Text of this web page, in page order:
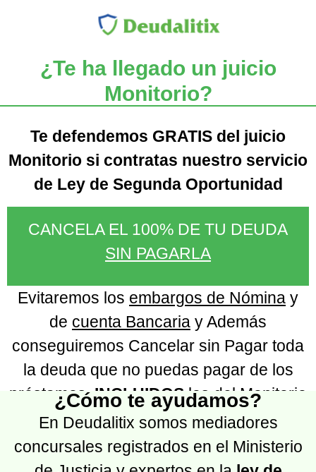
¿Te ha llegado un juicio
Monitorio?
Te defendemos GRATIS del juicio
Monitorio si contratas nuestro servicio
de Ley de Segunda Oportunidad
CANCELA EL 100% DE TU DEUDA
SIN PAGARLA
Evitaremos los embargos de Nómina y
de cuenta Bancaria y Además
conseguiremos Cancelar sin Pagar toda
la deuda que no puedas pagar de los
préstamos,INCLUIDOSlos del Monitorio
¿Cómo te ayudamos?
En Deudalitix somos mediadores
concursales registrados en el Ministerio